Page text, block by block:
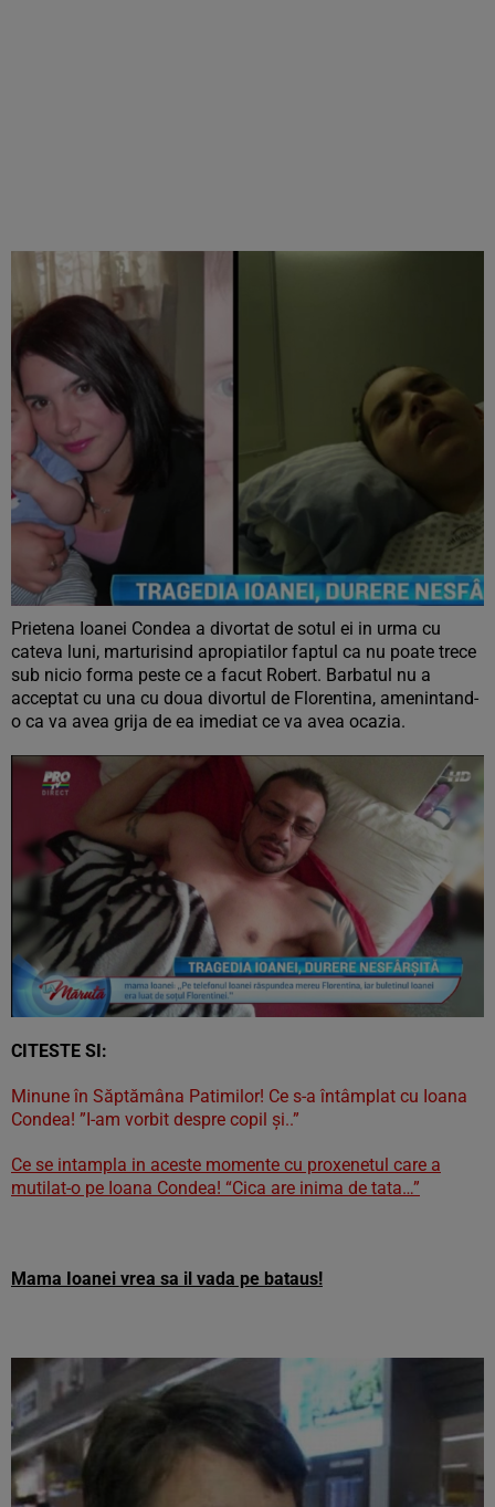
Prietena Ioanei Condea a divortat de sotul ei in urma cu
cateva luni, marturisind apropiatilor faptul ca nu poate trece
sub nicio forma peste ce a facut Robert. Barbatul nu a
acceptat cu una cu doua divortul de Florentina, amenintand-
o ca va avea grija de ea imediat ce va avea ocazia.
CITESTE SI:
Minune în Săptămâna Patimilor! Ce s-a întâmplat cu Ioana
Condea! ”I-am vorbit despre copil şi..”
Ce se intampla in aceste momente cu proxenetul care a
mutilat-o pe Ioana Condea! “Cica are inima de tata…”
Mama Ioanei vrea sa il vada pe bataus!